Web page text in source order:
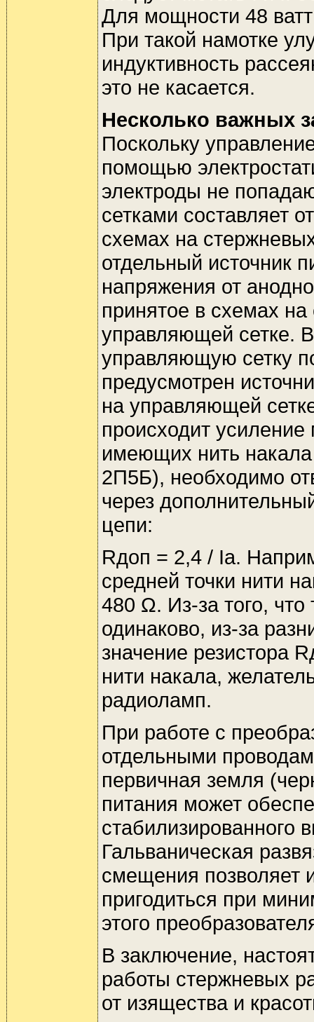
Для мощности 48
При такой намотке
индуктивность
это не касается.
Несколько важных
Поскольку
помощью
электроды не
сетками составляет
схемах на
отдельный источник
напряжения от
принятое в схемах
управляющей сетке.
управляющую сетку
предусмотрен
на управляющей
происходит
имеющих нить
2П5Б), необходимо
через
цепи:
Rдоп = 2,4 / Iа.
средней точки нити
480 Ω. Из-за того,
одинаково, из-за
значение резистора
нити накала,
радиоламп.
При работе с
отдельными
первичная земля
питания может
стабилизированного
Гальваническая
смещения позволяет
пригодиться при
этого
В заключение,
работы стержневых
от изящества и